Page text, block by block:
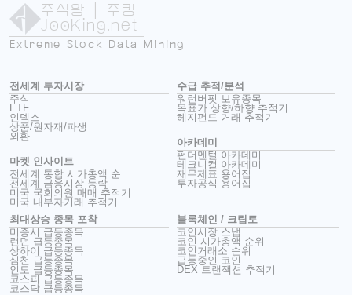
주식왕 | 주킹
JooKing.net
Extreme Stock Data Mining
전세계 투자시장
주식
ETF
인덱스
상품/원자재/파생
외환
마켓 인사이트
전세계 통합 시가총액 순
전세계 금융시장 등락
미국 국회의원 매매 추적기
미국 내부자거래 추적기
수급 추적/분석
워런버핏 보유종목
목표가 상향/하향 추적기
헤지펀드 거래 추적기
아카데미
펀더멘털 아카데미
테크니컬 아카데미
재무제표 용어집
투자공식 용어집
최대상승 종목 포착
미증시 급등종목
런던 급등종목
상하이 급등종목
심천 급등종목
인도 급등종목
코스피 급등종목
코스닥 급등종목
블록체인 / 크립토
코인시장 스냅
코인 시가총액 순위
코인거래소 순위
급등중인 코인
DEX 트랜잭션 추적기